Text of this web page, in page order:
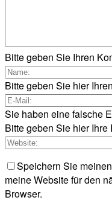
Bitte geben Sie Ihren
Bitte geben Sie hier
Sie haben eine falsche
Bitte geben Sie hier
Speichern Sie
meine Website für den
Browser.